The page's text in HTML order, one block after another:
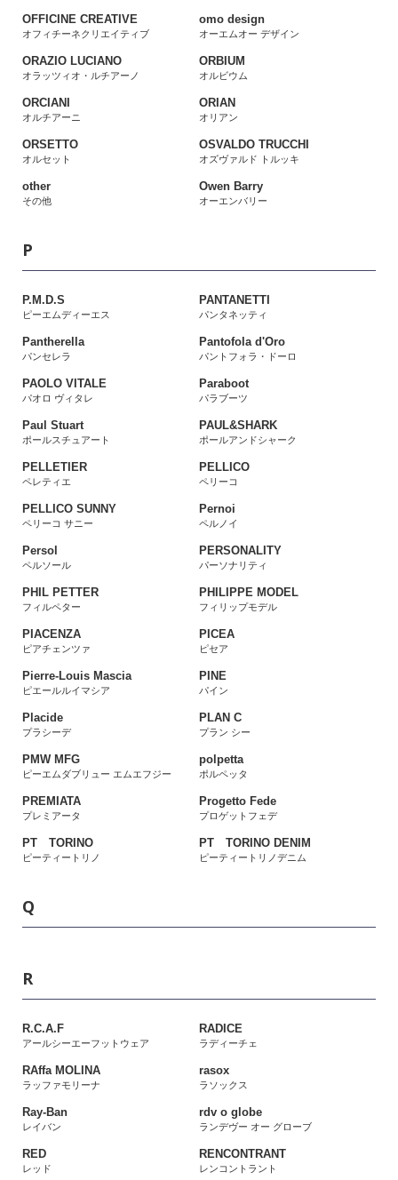
OFFICINE CREATIVE
オフィチーネクリエイティブ
omo design
オーエムオー デザイン
ORAZIO LUCIANO
オラッツィオ・ルチアーノ
ORBIUM
オルビウム
ORCIANI
オルチアーニ
ORIAN
オリアン
ORSETTO
オルセット
OSVALDO TRUCCHI
オズヴァルド トルッキ
other
その他
Owen Barry
オーエンバリー
P
P.M.D.S
ピーエムディーエス
PANTANETTI
パンタネッティ
Pantherella
パンセレラ
Pantofola d'Oro
パントフォラ・ドーロ
PAOLO VITALE
パオロ ヴィタレ
Paraboot
パラブーツ
Paul Stuart
ポールスチュアート
PAUL&SHARK
ポールアンドシャーク
PELLETIER
ペレティエ
PELLICO
ペリーコ
PELLICO SUNNY
ペリーコ サニー
Pernoi
ペルノイ
Persol
ペルソール
PERSONALITY
パーソナリティ
PHIL PETTER
フィルペター
PHILIPPE MODEL
フィリップモデル
PIACENZA
ピアチェンツァ
PICEA
ピセア
Pierre-Louis Mascia
ピエールルイマシア
PINE
パイン
Placide
プラシーデ
PLAN C
プラン シー
PMW MFG
ピーエムダブリュー エムエフジー
polpetta
ポルペッタ
PREMIATA
プレミアータ
Progetto Fede
プロゲットフェデ
PT TORINO
ピーティートリノ
PT TORINO DENIM
ピーティートリノデニム
Q
R
R.C.A.F
アールシーエーフットウェア
RADICE
ラディーチェ
RAffa MOLINA
ラッファモリーナ
rasox
ラソックス
Ray-Ban
レイバン
rdv o globe
ランデヴー オー グローブ
RED
レッド
RENCONTRANT
レンコントラント